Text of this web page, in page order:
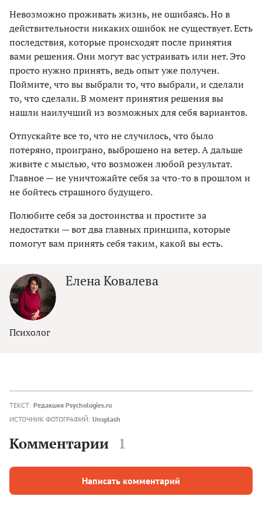
Невозможно проживать жизнь, не ошибаясь. Но в
действительности никаких ошибок не существует. Есть
последствия, которые происходят после принятия
вами решения. Они могут вас устраивать или нет. Это
просто нужно принять, ведь опыт уже получен.
Поймите, что вы выбрали то, что выбрали, и сделали
то, что сделали. В момент принятия решения вы
нашли наилучший из возможных для себя вариантов.
Отпускайте все то, что не случилось, что было
потеряно, проиграно, выброшено на ветер. А дальше
живите с мыслью, что возможен любой результат.
Главное — не уничтожайте себя за что-то в прошлом и
не бойтесь страшного будущего.
Полюбите себя за достоинства и простите за
недостатки — вот два главных принципа, которые
помогут вам принять себя таким, какой вы есть.
Елена Ковалева
Психолог
ТЕКСТ: Редакция Psychologies.ru
ИСТОЧНИК ФОТОГРАФИЙ: Unsplash
Комментарии 1
Написать комментарий